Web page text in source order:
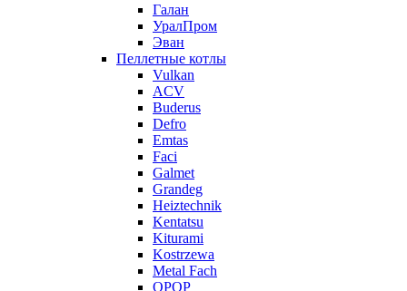
Галан
УралПром
Эван
Пеллетные котлы
Vulkan
ACV
Buderus
Defro
Emtas
Faci
Galmet
Grandeg
Heiztechnik
Kentatsu
Kiturami
Kostrzewa
Metal Fach
OPOP